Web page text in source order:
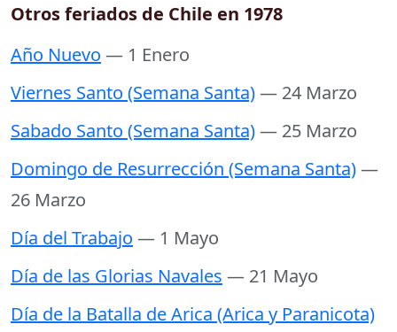
Otros feriados de Chile en 1978
Año Nuevo — 1 Enero
Viernes Santo (Semana Santa)— 24 Marzo
Sabado Santo (Semana Santa)— 25 Marzo
Domingo de Resurrección (Semana Santa)—
26 Marzo
Día del Trabajo — 1 Mayo
Día de las Glorias Navales — 21 Mayo
Día de la Batalla de Arica (Arica y Paranicota)